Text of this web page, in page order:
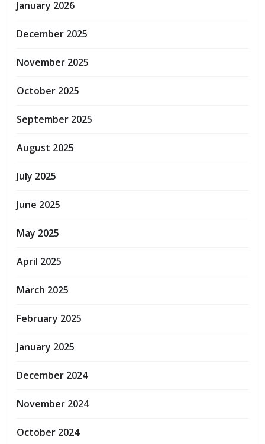
January 2026
December 2025
November 2025
October 2025
September 2025
August 2025
July 2025
June 2025
May 2025
April 2025
March 2025
February 2025
January 2025
December 2024
November 2024
October 2024